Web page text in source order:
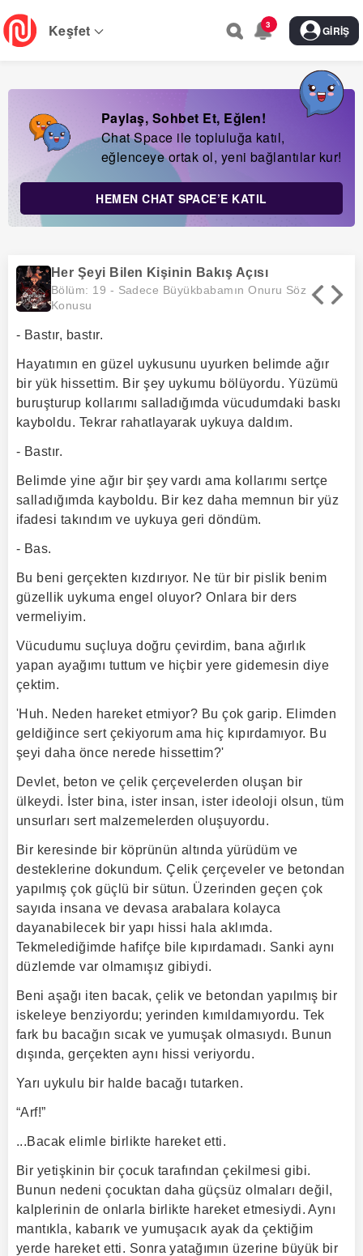
Skip
to
main
Keşfet 3 GIRIŞ
Paylaş, Sohbet Et, Eğlen!
Chat Space ile topluluğa katıl,
eğlenceye ortak ol, yeni bağlantılar kur!
HEMEN CHAT SPACE’E KATIL
Her Şeyi Bilen Kişinin Bakış Açısı
Bölüm: 19 - Sadece Büyükbabamın Onuru Söz
Konusu
- Bastır, bastır.
Hayatımın en güzel uykusunu uyurken belimde ağır
bir yük hissettim. Bir şey uykumu bölüyordu. Yüzümü
buruşturup kollarımı salladığımda vücudumdaki baskı
kayboldu. Tekrar rahatlayarak uykuya daldım.
- Bastır.
Belimde yine ağır bir şey vardı ama kollarımı sertçe
salladığımda kayboldu. Bir kez daha memnun bir yüz
ifadesi takındım ve uykuya geri döndüm.
- Bas.
Bu beni gerçekten kızdırıyor. Ne tür bir pislik benim
güzellik uykuma engel oluyor? Onlara bir ders
vermeliyim.
Vücudumu suçluya doğru çevirdim, bana ağırlık
yapan ayağımı tuttum ve hiçbir yere gidemesin diye
çektim.
'Huh. Neden hareket etmiyor? Bu çok garip. Elimden
geldiğince sert çekiyorum ama hiç kıpırdamıyor. Bu
şeyi daha önce nerede hissettim?'
Devlet, beton ve çelik çerçevelerden oluşan bir
ülkeydi. İster bina, ister insan, ister ideoloji olsun, tüm
unsurları sert malzemelerden oluşuyordu.
Bir keresinde bir köprünün altında yürüdüm ve
desteklerine dokundum. Çelik çerçeveler ve betondan
yapılmış çok güçlü bir sütun. Üzerinden geçen çok
sayıda insana ve devasa arabalara kolayca
dayanabilecek bir yapı hissi hala aklımda.
Tekmelediğimde hafifçe bile kıpırdamadı. Sanki aynı
düzlemde var olmamışız gibiydi.
Beni aşağı iten bacak, çelik ve betondan yapılmış bir
iskeleye benziyordu; yerinden kımıldamıyordu. Tek
fark bu bacağın sıcak ve yumuşak olmasıydı. Bunun
dışında, gerçekten aynı hissi veriyordu.
Yarı uykulu bir halde bacağı tutarken.
“Arf!”
...Bacak elimle birlikte hareket etti.
Bir yetişkinin bir çocuk tarafından çekilmesi gibi.
Bunun nedeni çocuktan daha güçsüz olmaları değil,
kalplerinin de onlarla birlikte hareket etmesiydi. Aynı
mantıkla, kabarık ve yumuşacık ayak da çektiğim
yerde hareket etti. Sonra yatağımın üzerine büyük bir